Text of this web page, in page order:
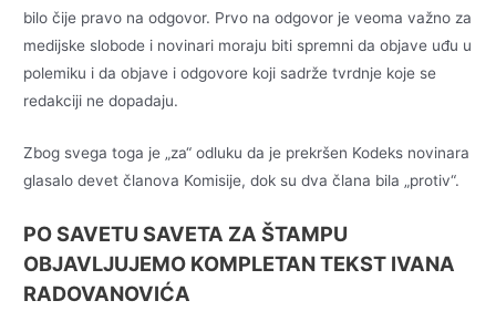
bilo čije pravo na odgovor. Prvo na odgovor je veoma važno za
medijske slobode i novinari moraju biti spremni da objave uđu u
polemiku i da objave i odgovore koji sadrže tvrdnje koje se
redakciji ne dopadaju.
Zbog svega toga je „za“ odluku da je prekršen Kodeks novinara
glasalo devet članova Komisije, dok su dva člana bila „protiv“.
PO SAVETU SAVETA ZA ŠTAMPU
OBJAVLJUJEMO KOMPLETAN TEKST IVANA
RADOVANOVIĆA